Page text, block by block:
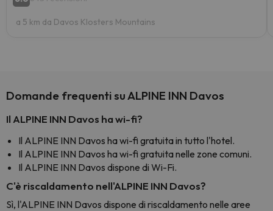
a 5 km da Davos Klosters Mountains
Domande frequenti su ALPINE INN Davos
Il ALPINE INN Davos ha wi-fi?
Il ALPINE INN Davos ha wi-fi gratuita in tutto l'hotel.
Il ALPINE INN Davos ha wi-fi gratuita nelle zone comuni.
Il ALPINE INN Davos dispone di Wi-Fi.
C'è riscaldamento nell'ALPINE INN Davos?
Sì, l'ALPINE INN Davos dispone di riscaldamento nelle aree